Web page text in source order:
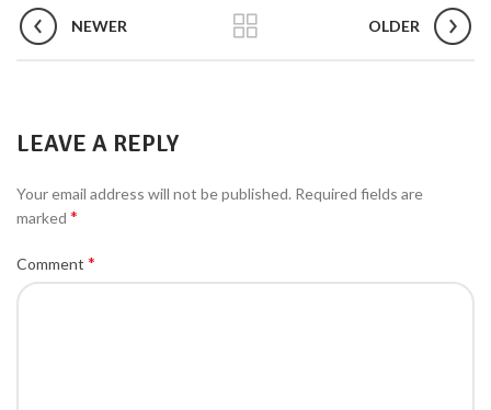
NEWER OLDER
LEAVE A REPLY
Your email address will not be published. Required fields are
marked *
Comment *